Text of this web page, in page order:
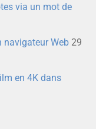
via un mot de
navigateur Web 29
en 4K dans